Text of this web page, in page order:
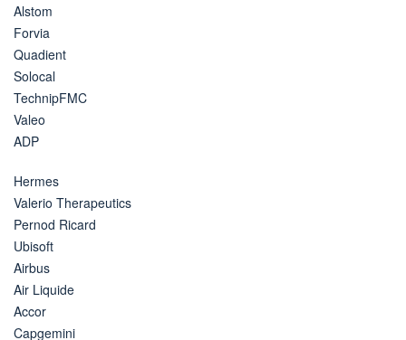
Alstom
Forvia
Quadient
Solocal
TechnipFMC
Valeo
ADP
Hermes
Valerio Therapeutics
Pernod Ricard
Ubisoft
Airbus
Air Liquide
Accor
Capgemini